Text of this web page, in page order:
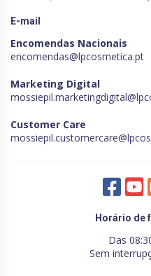
E-mail
Encomendas Nacionais
encomendas@lpcosmetica.pt
Marketing Digital
Customer Care
Horário de
Das
Sem